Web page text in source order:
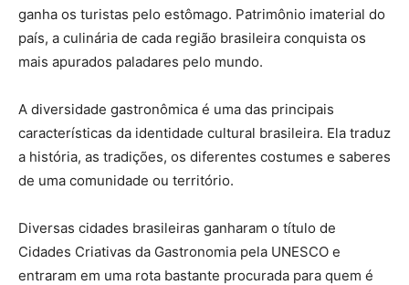
ganha os turistas pelo estômago. Patrimônio imaterial do
país, a culinária de cada região brasileira conquista os
mais apurados paladares pelo mundo.
A diversidade gastronômica é uma das principais
características da identidade cultural brasileira. Ela traduz
a história, as tradições, os diferentes costumes e saberes
de uma comunidade ou território.
Diversas cidades brasileiras ganharam o título de
Cidades Criativas da Gastronomia pela UNESCO e
entraram em uma rota bastante procurada para quem é